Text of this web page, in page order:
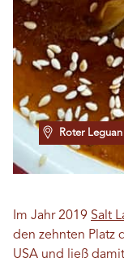
Roter Leguan
Im Jahr 2019 Salt
den zehnten Platz
USA und ließ